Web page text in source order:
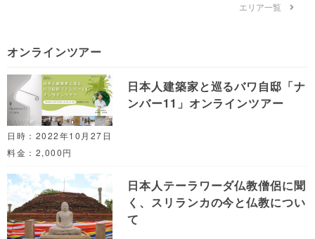
エリア一覧
オンラインツアー
日本人建築家と巡るバワ自邸「ナ
ンバー11」オンラインツアー
日時：2022年10月27日
料金：2,000円
日本人テーラワーダ仏教僧侶に聞
く、スリランカの今と仏教につい
て